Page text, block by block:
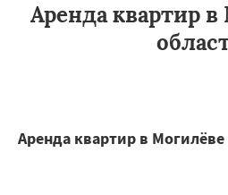
Аренда квартир
Аренда квартир в Могилёве